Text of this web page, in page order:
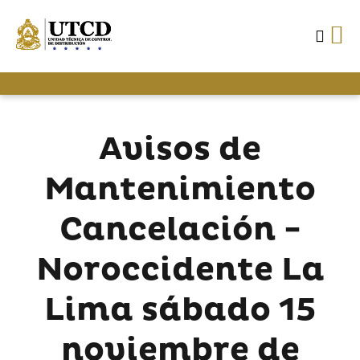
Avisos de
Mantenimiento
Cancelación -
Noroccidente La
Lima sábado 15
noviembre de